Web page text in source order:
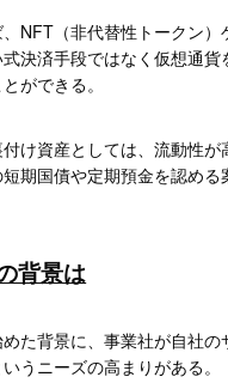
NFT（非代替性トークン）
決済手段ではなく仮想通貨
ができる。
け資産としては、流動性が
期国債や定期預金を認める
背景は
た背景に、事業社が自社の
うニーズの高まりがある。